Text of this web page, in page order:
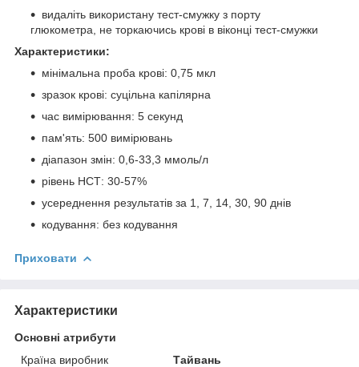
видаліть використану тест-смужку з порту
глюкометра, не торкаючись крові в віконці тест-смужки
Характеристики:
мінімальна проба крові: 0,75 мкл
зразок крові: суцільна капілярна
час вимірювання: 5 секунд
пам'ять: 500 вимірювань
діапазон змін: 0,6-33,3 ммоль/л
рівень НСТ: 30-57%
усереднення результатів за 1, 7, 14, 30, 90 днів
кодування: без кодування
Приховати
Характеристики
Основні атрибути
Країна виробник
Тайвань